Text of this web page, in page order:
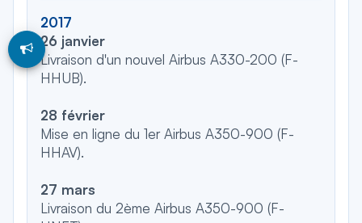
2017
26 janvier
Livraison d'un nouvel Airbus A330-200 (F-
HHUB).
28 février
Mise en ligne du 1er Airbus A350-900 (F-
HHAV).
27 mars
Livraison du 2ème Airbus A350-900 (F-